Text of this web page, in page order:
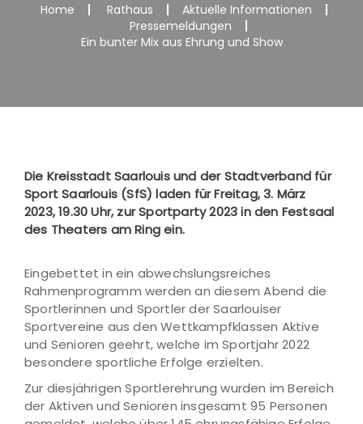
Home Rathaus
Aktuelle Informationen
Pressemeldungen
Ein bunter Mix aus Ehrung und Show
Die Kreisstadt Saarlouis und der Stadtverband für
Sport Saarlouis (SfS) laden für Freitag, 3. März
2023, 19.30 Uhr, zur Sportparty 2023 in den Festsaal
des Theaters am Ring ein.
Eingebettet in ein abwechslungsreiches
Rahmenprogramm werden an diesem Abend die
Sportlerinnen und Sportler der Saarlouiser
Sportvereine aus den Wettkampfklassen Aktive
und Senioren geehrt, welche im Sportjahr 2022
besondere sportliche Erfolge erzielten.
Zur diesjährigen Sportlerehrung wurden im Bereich
der Aktiven und Senioren insgesamt 95 Personen